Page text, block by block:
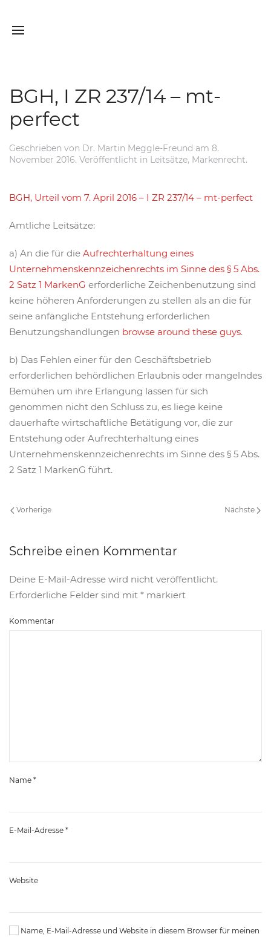
BGH, I ZR 237/14 – mt-
perfect
Geschrieben von Dr. Martin Meggle-Freund am 8.
November 2016. Veröffentlicht in Leitsätze, Markenrecht.
BGH, Urteil vom 7. April 2016 – I ZR 237/14 – mt-perfect
Amtliche Leitsätze:
a) An die für die Aufrechterhaltung eines
Unternehmenskennzeichenrechts im Sinne des § 5 Abs.
2 Satz 1 MarkenG erforderliche Zeichenbenutzung sind
keine höheren Anforderungen zu stellen als an die für
seine anfängliche Entstehung erforderlichen
Benutzungshandlungen browse around these guys.
b) Das Fehlen einer für den Geschäftsbetrieb
erforderlichen behördlichen Erlaubnis oder mangelndes
Bemühen um ihre Erlangung lassen für sich
genommen nicht den Schluss zu, es liege keine
dauerhafte wirtschaftliche Betätigung vor, die zur
Entstehung oder Aufrechterhaltung eines
Unternehmenskennzeichenrechts im Sinne des § 5 Abs.
2 Satz 1 MarkenG führt.
Vorherige Nächste
Schreibe einen Kommentar
Deine E-Mail-Adresse wird nicht veröffentlicht.
Erforderliche Felder sind mit * markiert
Kommentar
Name *
E-Mail-Adresse *
Website
Name, E-Mail-Adresse und Website in diesem Browser für meinen